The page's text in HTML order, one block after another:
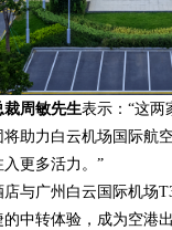
裁周敏先生表示：“这两
助力白云机场国际
更多活力。”
与广州白云国际机场
中转体验，成为空港
全解析